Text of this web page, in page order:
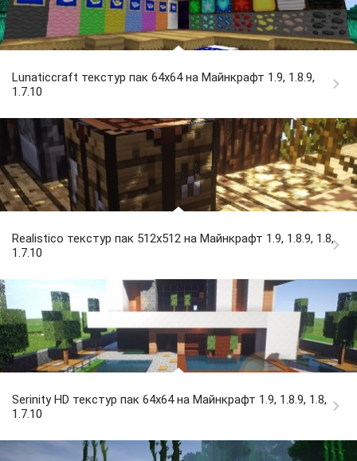
Lunaticcraft текстур пак 64x64 на Майнкрафт 1.9, 1.8.9,
1.7.10
Realistico текстур пак 512x512 на Майнкрафт 1.9, 1.8.9, 1.8,
1.7.10
Serinity HD текстур пак 64x64 на Майнкрафт 1.9, 1.8.9, 1.8,
1.7.10